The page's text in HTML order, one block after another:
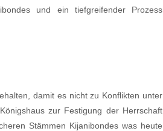
und ein tiefgreifender Prozess
damit es nicht zu Konflikten unter
zur Festigung der Herrschaft
Stämmen Kijanibondes was heute